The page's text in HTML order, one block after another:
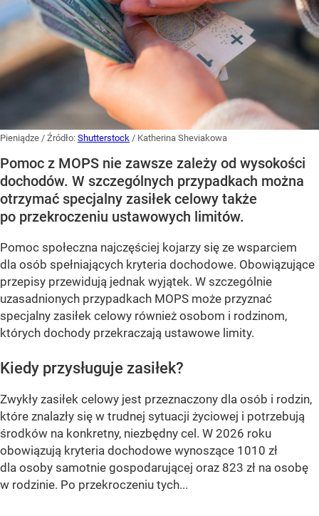
Pieniądze / Źródło: Shutterstock / Katherina Sheviakowa
Pomoc z MOPS nie zawsze zależy od wysokości
dochodów. W szczególnych przypadkach można
otrzymać specjalny zasiłek celowy także
po przekroczeniu ustawowych limitów.
Pomoc społeczna najczęściej kojarzy się ze wsparciem
dla osób spełniających kryteria dochodowe. Obowiązujące
przepisy przewidują jednak wyjątek. W szczególnie
uzasadnionych przypadkach MOPS może przyznać
specjalny zasiłek celowy również osobom i rodzinom,
których dochody przekraczają ustawowe limity.
Kiedy przysługuje zasiłek?
Zwykły zasiłek celowy jest przeznaczony dla osób i rodzin,
które znalazły się w trudnej sytuacji życiowej i potrzebują
środków na konkretny, niezbędny cel. W 2026 roku
obowiązują kryteria dochodowe wynoszące 1010 zł
dla osoby samotnie gospodarującej oraz 823 zł na osobę
w rodzinie. Po przekroczeniu tych...